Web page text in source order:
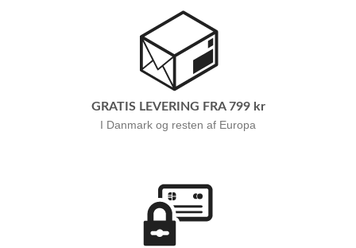
GRATIS LEVERING FRA 799 kr
I Danmark og resten af Europa